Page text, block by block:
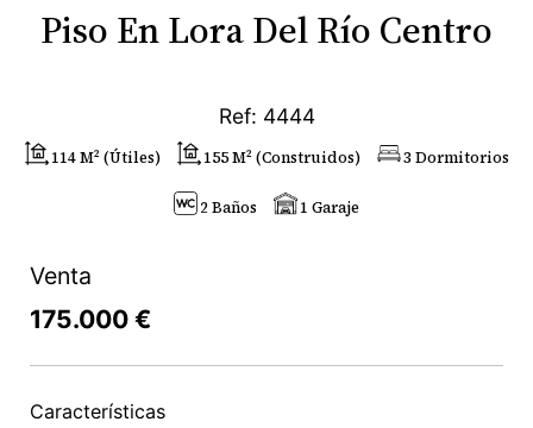
Piso En Lora Del Río Centro
Ref: 4444
114 M² (útiles) 155 M² (construidos) 3 Dormitorios
2 Baños 1 Garaje
Venta
175.000 €
Características